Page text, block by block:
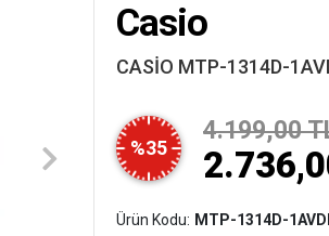
Casio
CASİO MTP-1314D-
%35
4.199,00
Ürün Kodu: MTP-1314D-